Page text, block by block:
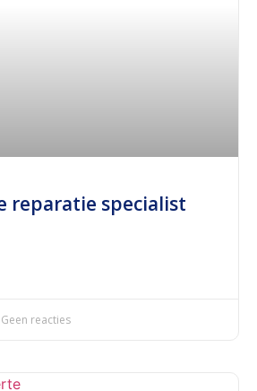
reparatie specialist
Geen reacties